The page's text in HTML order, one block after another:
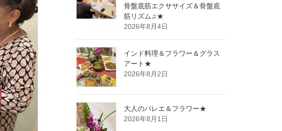
骨盤底筋エクササイズ＆骨盤底
筋リズム♫★
2026年8月4日
インド料理＆フラワー＆グラス
アート★
2026年8月2日
大人のバレエ＆フラワー★
2026年8月1日